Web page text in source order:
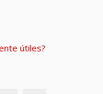
útiles?